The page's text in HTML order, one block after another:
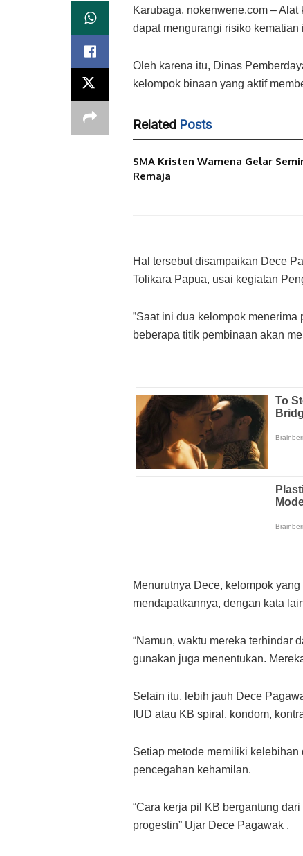
Karubaga, nokenwene.com –
dapat mengurangi risiko
Oleh karena itu, Dinas
kelompok binaan yang aktif
Related Posts
SMA Kristen Wamena Gelar
Remaja
Hal tersebut disampaikan Dece
Tolikara Papua, usai kegiatan
”Saat ini dua kelompok
beberapa titik pembinaan akan
Menurutnya Dece, kelompok
mendapatkannya, dengan kata
“Namun, waktu mereka terhindar
gunakan juga menentukan.
Selain itu, lebih jauh Dece
IUD atau KB spiral, kondom,
Setiap metode memiliki
pencegahan kehamilan.
“Cara kerja pil KB bergantung
progestin” Ujar Dece Pagawak .